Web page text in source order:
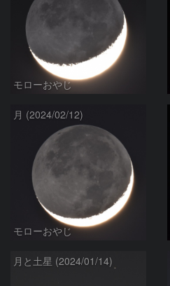
モローおやじ
月 (2024/02/12)
モローおやじ
月と土星 (2024/01/14)